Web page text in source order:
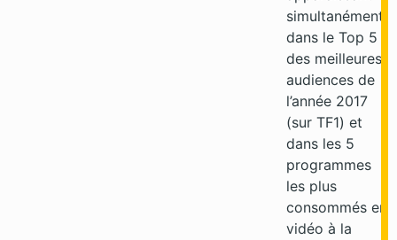
simultanément
dans le Top 5
des meilleures
audiences de
l’année 2017
(sur TF1) et
dans les 5
programmes
les plus
consommés en
vidéo à la